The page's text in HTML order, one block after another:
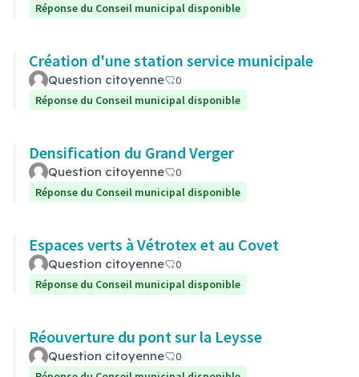
Réponse du Conseil municipal disponible
Création d'une station service municipale
Question citoyenne
0
Réponse du Conseil municipal disponible
Densification du Grand Verger
Question citoyenne
0
Réponse du Conseil municipal disponible
Espaces verts à Vétrotex et au Covet
Question citoyenne
0
Réponse du Conseil municipal disponible
Réouverture du pont sur la Leysse
Question citoyenne
0